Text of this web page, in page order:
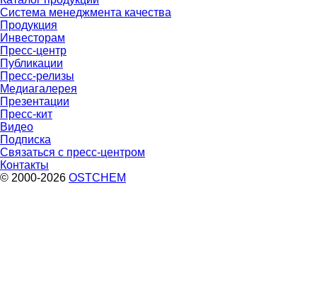
Система менеджмента качества
Продукция
Инвесторам
Пресс-центр
Публикации
Пресс-релизы
Медиагалерея
Презентации
Пресс-кит
Видео
Подписка
Связаться с пресс-центром
Контакты
© 2000-2026 OSTCHEM